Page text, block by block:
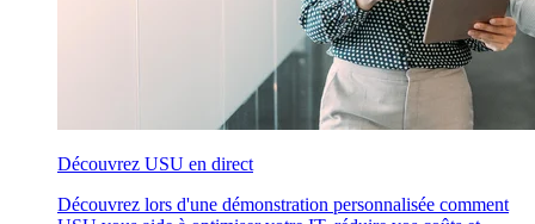
Découvrez USU en direct
Découvrez lors d'une démonstration personnalisée comment